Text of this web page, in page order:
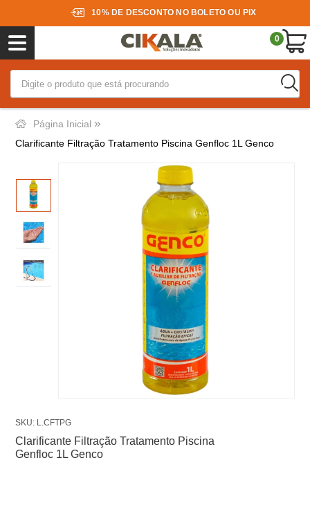
10% DE DESCONTO NO BOLETO OU PIX
0
Página Inicial »
Clarificante Filtração Tratamento Piscina Genfloc 1L Genco
SKU: L.CFTPG
Clarificante Filtração Tratamento Piscina
Genfloc 1L Genco